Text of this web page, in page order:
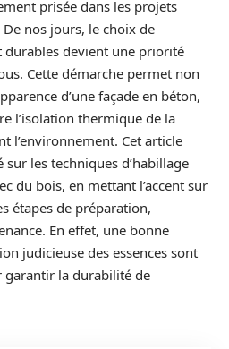
prisée dans les projets
nos jours, le choix de
durables devient une priorité
Cette démarche permet non
d’une façade en béton,
l’isolation thermique de la
l’environnement. Cet article
les techniques d’habillage
du bois, en mettant l’accent sur
étapes de préparation,
En effet, une bonne
judicieuse des essences sont
garantir la durabilité de